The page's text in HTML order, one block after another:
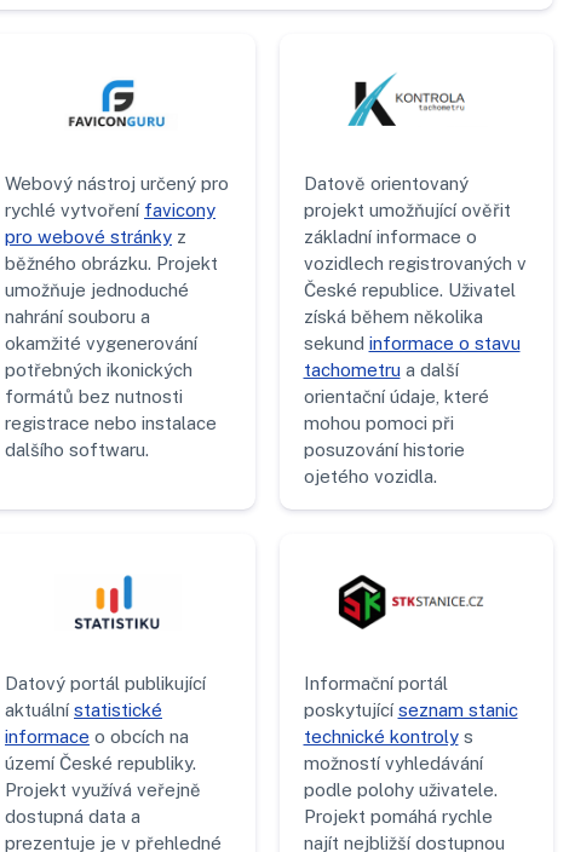
Webový nástroj určený pro
rychlé vytvoření favicony
pro webové stránky z
běžného obrázku. Projekt
umožňuje jednoduché
nahrání souboru a
okamžité vygenerování
potřebných ikonických
formátů bez nutnosti
registrace nebo instalace
dalšího softwaru.
Datově orientovaný
projekt umožňující ověřit
základní informace o
vozidlech registrovaných v
České republice. Uživatel
získá během několika
sekund informace o stavu
tachometru a další
orientační údaje, které
mohou pomoci při
posuzování historie
ojetého vozidla.
Datový portál publikující
aktuální statistické
informace o obcích na
území České republiky.
Projekt využívá veřejně
dostupná data a
prezentuje je v přehledné
Informační portál
poskytující seznam stanic
technické kontrolys
možností vyhledávání
podle polohy uživatele.
Projekt pomáhá rychle
najít nejbližší dostupnou